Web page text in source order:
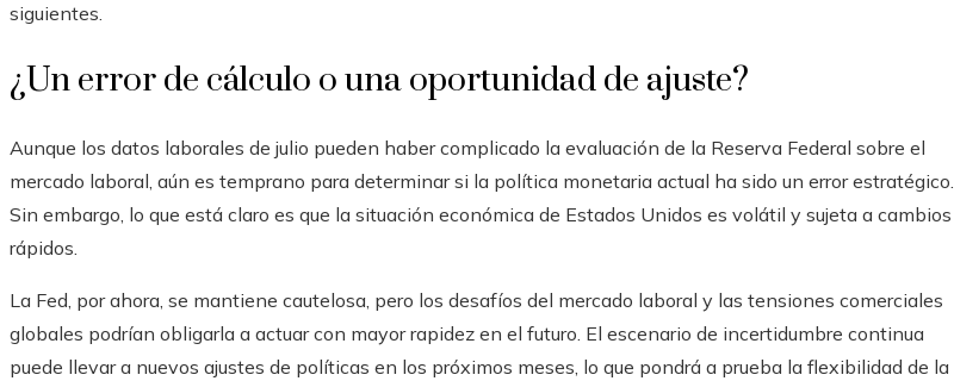
siguientes.
¿Un error de cálculo o una oportunidad de ajuste?
Aunque los datos laborales de julio pueden haber complicado la evaluación de la Reserva Federal sobre el
mercado laboral, aún es temprano para determinar si la política monetaria actual ha sido un error estratégico.
Sin embargo, lo que está claro es que la situación económica de Estados Unidos es volátil y sujeta a cambios
rápidos.
La Fed, por ahora, se mantiene cautelosa, pero los desafíos del mercado laboral y las tensiones comerciales
globales podrían obligarla a actuar con mayor rapidez en el futuro. El escenario de incertidumbre continua
puede llevar a nuevos ajustes de políticas en los próximos meses, lo que pondrá a prueba la flexibilidad de la